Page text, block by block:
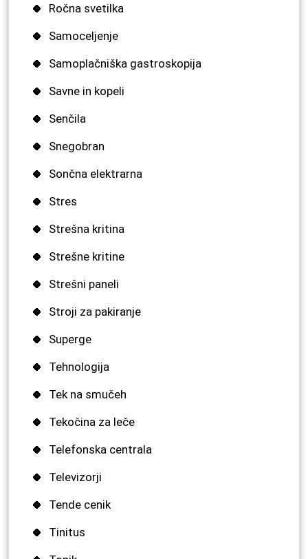
Ročna svetilka
Samoceljenje
Samoplačniška gastroskopija
Savne in kopeli
Senčila
Snegobran
Sončna elektrarna
Stres
Strešna kritina
Strešne kritine
Strešni paneli
Stroji za pakiranje
Superge
Tehnologija
Tek na smučeh
Tekočina za leče
Telefonska centrala
Televizorji
Tende cenik
Tinitus